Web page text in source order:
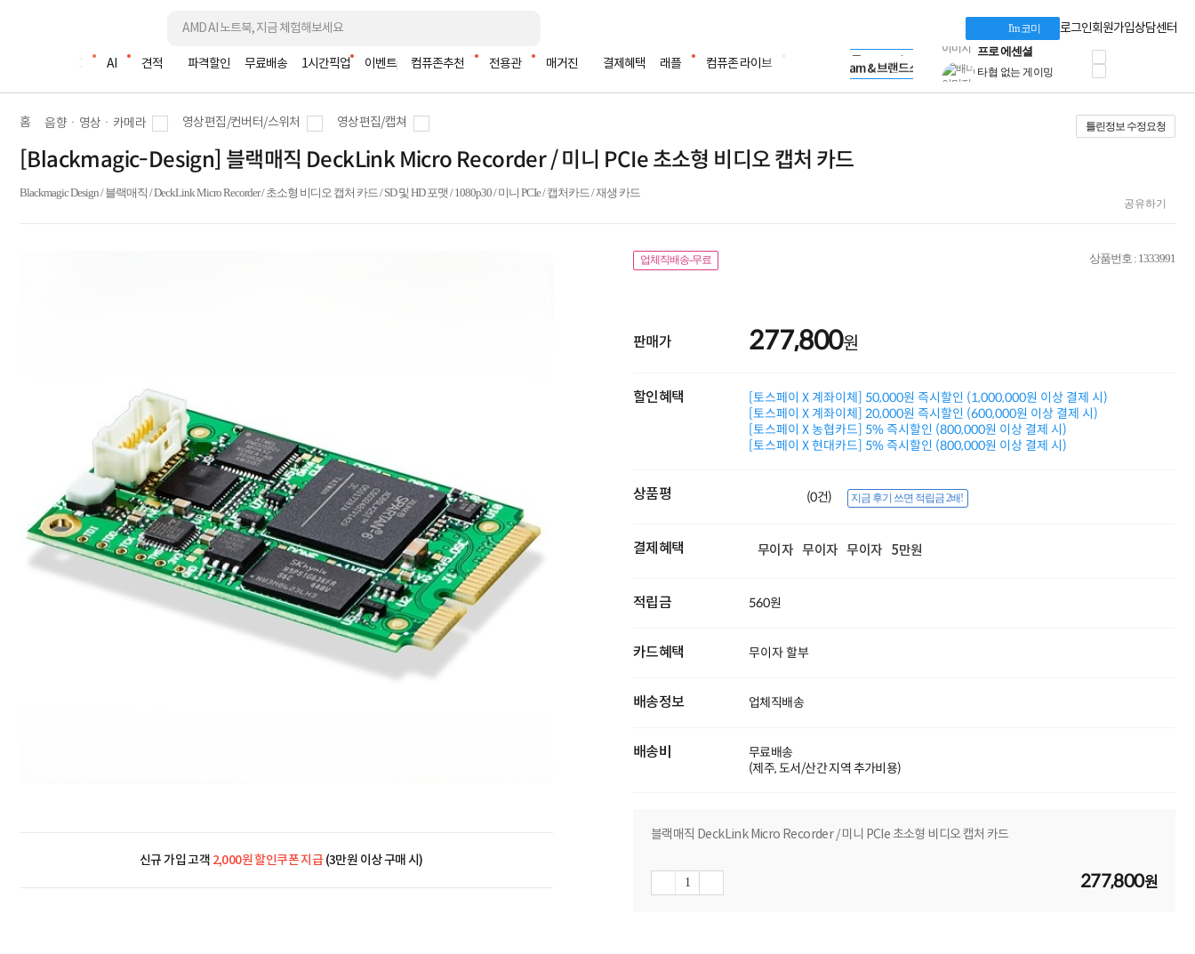
I'm 코미 로그인회원가입상담센터
조립PC AI 견적 파격할인 무료배송 1시간픽업 이벤트 컴퓨존추천 전용관 매거진 결제혜택 래플 컴퓨존 라이브
LG gram & 브랜드스토어
Microsoft 브랜드스토어
AMD 브랜드스토어
Apple 기업전용관
Dell 구매 찬스
프로 에센셜
타협 없는 게이밍
HP OMEN
로지텍
MSI 공유기
적립금 3% 페이백
시스코 스위칭허브
누적 금액 별
홈 음향ㆍ영상ㆍ카메라 영상편집/컨버터/스위처 영상편집/캡쳐 틀린정보 수정요청
[Blackmagic-Design] 블랙매직 DeckLink Micro Recorder / 미니 PCIe 초소형 비디오 캡처 카드
Blackmagic Design / 블랙매직 / DeckLink Micro Recorder / 초소형 비디오 캡처 카드 / SD 및 HD 포맷 / 1080p30 / 미니 PCIe / 캡처카드 / 재생 카드
공유하기
신규 가입 고객 2,000원 할인쿠폰 지급(3만원 이상 구매 시)
업체직배송-무료 상품번호 : 1333991
판매가 277,800원
할인혜택
[토스페이 X 계좌이체] 50,000원 즉시할인 (1,000,000원 이상 결제 시)
[토스페이 X 계좌이체] 20,000원 즉시할인 (600,000원 이상 결제 시)
[토스페이 X 농협카드] 5% 즉시할인 (800,000원 이상 결제 시)
[토스페이 X 현대카드] 5% 즉시할인 (800,000원 이상 결제 시)
상품평 (0건) 지금 후기 쓰면 적립금 2배!
결제혜택 무이자 무이자 무이자 5만원
적립금 560원
카드혜택 무이자 할부
배송정보 업체직배송
배송비
무료배송
(제주, 도서/산간 지역 추가비용)
블랙매직 DeckLink Micro Recorder / 미니 PCIe 초소형 비디오 캡처 카드
277,800원